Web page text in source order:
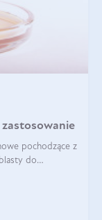
zastosowanie
pochodzące z